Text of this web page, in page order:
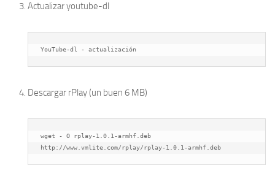
Actualizar youtube-dl
YouTube-dl - actualización
Descargar rPlay (un buen 6 MB)
wget - O rplay-1.0.1-armhf.deb
http://www.vmlite.com/rplay/rplay-1.0.1-armhf.deb